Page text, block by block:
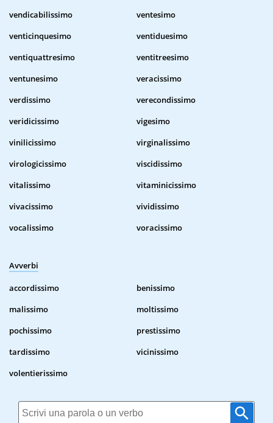
vendicabilissimo
ventesimo
venticinquesimo
ventiduesimo
ventiquattresimo
ventitreesimo
ventunesimo
veracissimo
verdissimo
verecondissimo
veridicissimo
vigesimo
vinilicissimo
virginalissimo
virologicissimo
viscidissimo
vitalissimo
vitaminicissimo
vivacissimo
vividissimo
vocalissimo
voracissimo
Avverbi
accordissimo
benissimo
malissimo
moltissimo
pochissimo
prestissimo
tardissimo
vicinissimo
volentierissimo